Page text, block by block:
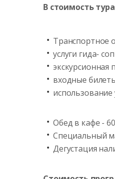
В стоимость
Транспортное
услуги гида-
экскурсионная
входные
Обед в кафе -
Специальный
Дегустация